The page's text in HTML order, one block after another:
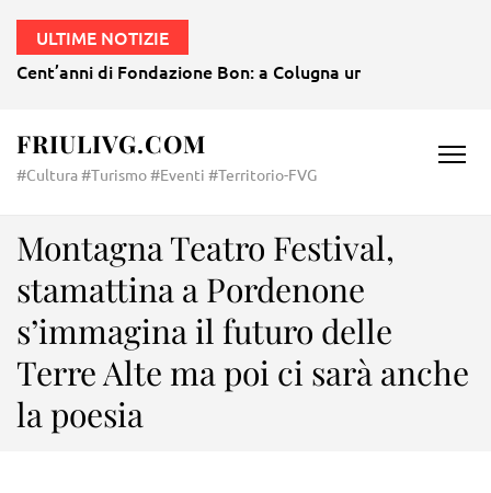
ULTIME NOTIZIE
Cent’anni di Fondazione Bon: a Colugna un agosto
FRIULIVG.COM
#Cultura #Turismo #Eventi #Territorio-FVG
Montagna Teatro Festival,
stamattina a Pordenone
s’immagina il futuro delle
Terre Alte ma poi ci sarà anche
la poesia